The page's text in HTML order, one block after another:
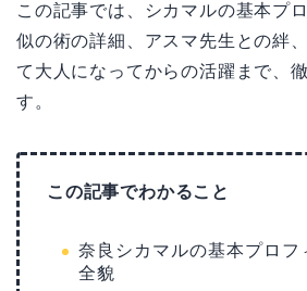
この記事では、シカマルの基本プ
似の術の詳細、アスマ先生との絆
て大人になってからの活躍まで、
す。
この記事でわかること
奈良シカマルの基本プロフ
全貌